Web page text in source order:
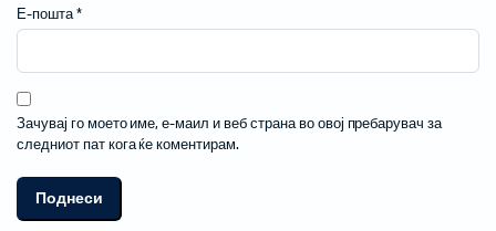
Е-пошта*
Зачувај го моето име, е-маил и веб страна во овој пребарувач за
следниот пат кога ќе коментирам.